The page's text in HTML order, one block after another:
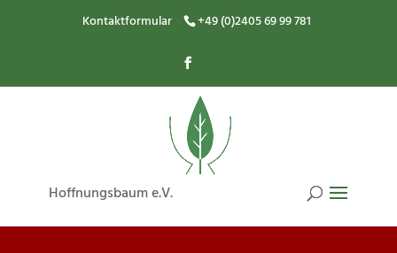
Kontaktformular +49 (0)2405 69 99 781
Hoffnungsbaum e.V.